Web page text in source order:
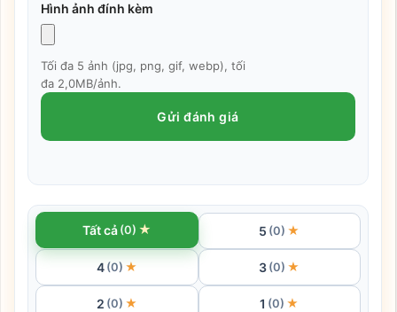
Hình ảnh đính kèm
Tối đa 5 ảnh (jpg, png, gif, webp), tối
đa 2,0MB/ảnh.
Gửi đánh giá
Tất cả (0) ★ 5 (0) ★
4 (0) ★ 3 (0) ★
2 (0) ★ 1 (0) ★